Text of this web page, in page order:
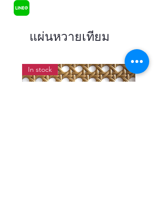
แผ่นหวายเทียม
In stock